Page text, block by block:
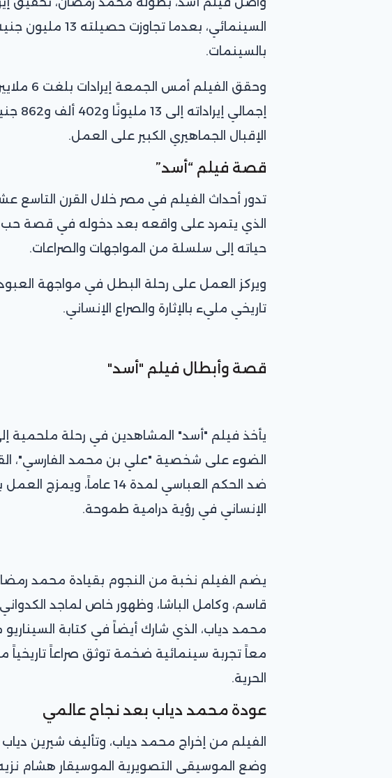
بالسينمات.
الإقبال الجماهيري الكبير على العمل.
قصة فيلم “أسد”
تدور أحداث الفيلم في مصر خلال القرن التاسع
الذي يتمرد على واقعه بعد دخوله في قصة حب
حياته إلى سلسلة من المواجهات والصراعات.
ويركز العمل على رحلة البطل في مواجهة
تاريخي مليء بالإثارة والصراع الإنساني.
قصة وأبطال فيلم "أسد"
يأخذ فيلم "أسد" المشاهدين في رحلة ملحمية
الضوء على شخصية "علي بن محمد الفارسي"،
ضد الحكم العباسي لمدة 14
الإنساني في رؤية درامية طموحة.
يضم الفيلم نخبة من النجوم بقيادة محمد
قاسم، وكامل الباشا، وظهور خاص لماجد
محمد دياب، الذي شارك أيضاً في كتابة السيناريو
معاً تجربة سينمائية ضخمة توثق صراعاً تاريخياً
الحرية.
عودة محمد دياب بعد نجاح عالمي
الفيلم من إخراج محمد دياب، وتأليف شيرين
وضع الموسيقى التصويرية الموسيقار هشام